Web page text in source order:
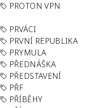
PROTON VPN
PRVÁCI
PRVNÍ REPUBLIKA
PRYMULA
PŘEDNÁŠKA
PŘEDSTAVENÍ
PŘF
PŘÍBĚHY